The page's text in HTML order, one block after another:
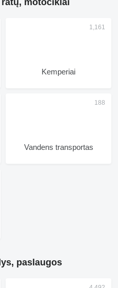
motociklai
Kemperiai
Vandens transportas
paslaugos